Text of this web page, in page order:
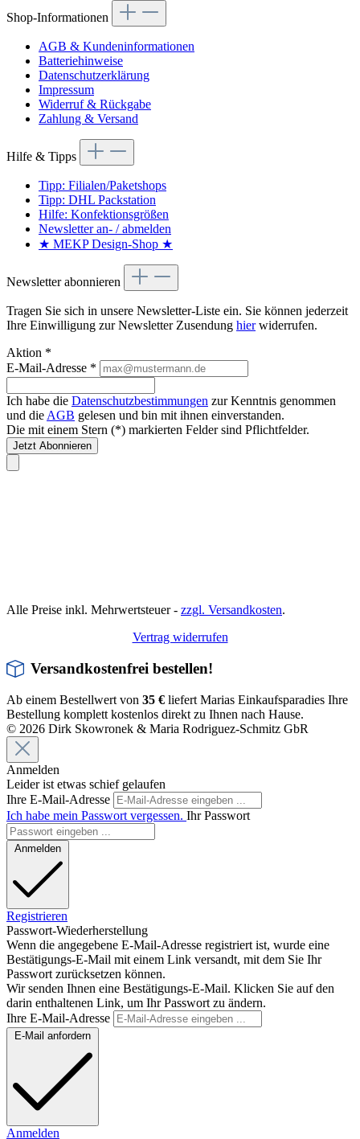
Shop-Informationen
AGB & Kundeninformationen
Batteriehinweise
Datenschutzerklärung
Impressum
Widerruf & Rückgabe
Zahlung & Versand
Hilfe & Tipps
Tipp: Filialen/Paketshops
Tipp: DHL Packstation
Hilfe: Konfektionsgrößen
Newsletter an- / abmelden
★ MEKP Design-Shop ★
Newsletter abonnieren
Tragen Sie sich in unsere Newsletter-Liste ein. Sie können jederzeit
Ihre Einwilligung zur Newsletter Zusendung hierwiderrufen.
Aktion *
E-Mail-Adresse *
Ich habe die Datenschutzbestimmungen zur Kenntnis genommen
und die AGB gelesen und bin mit ihnen einverstanden.
Die mit einem Stern (*) markierten Felder sind Pflichtfelder.
Jetzt Abonnieren
Alle Preise inkl. Mehrwertsteuer - zzgl. Versandkosten.
Vertrag widerrufen
Versandkostenfrei bestellen!
Ab einem Bestellwert von 35 € liefert Marias Einkaufsparadies Ihre
Bestellung komplett kostenlos direkt zu Ihnen nach Hause.
© 2026 Dirk Skowronek & Maria Rodriguez-Schmitz GbR
Anmelden
Leider ist etwas schief gelaufen
Ihre E-Mail-Adresse
Ich habe mein Passwort vergessen. Ihr Passwort
Anmelden
Registrieren
Passwort-Wiederherstellung
Wenn die angegebene E-Mail-Adresse registriert ist, wurde eine
Bestätigungs-E-Mail mit einem Link versandt, mit dem Sie Ihr
Passwort zurücksetzen können.
Wir senden Ihnen eine Bestätigungs-E-Mail. Klicken Sie auf den
darin enthaltenen Link, um Ihr Passwort zu ändern.
Ihre E-Mail-Adresse
E-Mail anfordern
Anmelden